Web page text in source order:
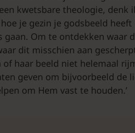
kwetsbare theologie, denk
je gezin je godsbeeld
gaan. Om te ontdekken waar
dit misschien aan
haar beeld niet helemaal
geven om bijvoorbeeld de
om Hem vast te houden.’